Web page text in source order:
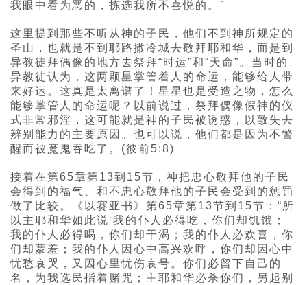
我眼中看为恶的，拣选我所不喜悦的。”
这里提到那些不听从神的子民，他们不到神所规定的
圣山，也就是不到耶路撒冷城去敬拜耶和华，而是到
异教徒拜偶像的地方去祭拜“时运”和“天命”。当时的
异教徒认为，这两颗星掌管着人的命运，能够给人带
来好运。这真是太离谱了！星星也是受造之物，怎么
能够掌管人的命运呢？以前说过，祭拜偶像假神的仪
式非常邪淫，这可能就是神的子民被诱惑，以致失去
辨别能力的主要原因。也可以说，他们都是因为不警
醒而被魔鬼吞吃了。(彼前5:8)
接着在第65章第13到15节，神把忠心敬拜他的子民
会得到的福气、和不忠心敬拜他的子民会受到的惩罚
做了比较。《以赛亚书》第65章第13节到15节：“所
以主耶和华如此说‘我的仆人必得吃，你们却饥饿；
我的仆人必得喝，你们却干渴；我的仆人必欢喜，你
们却蒙羞；我的仆人因心中高兴欢呼，你们却因心中
忧愁哀哭，又因心里忧伤哀号。你们必留下自己的
名，为我选民指着赌咒；主耶和华必杀你们，另起别